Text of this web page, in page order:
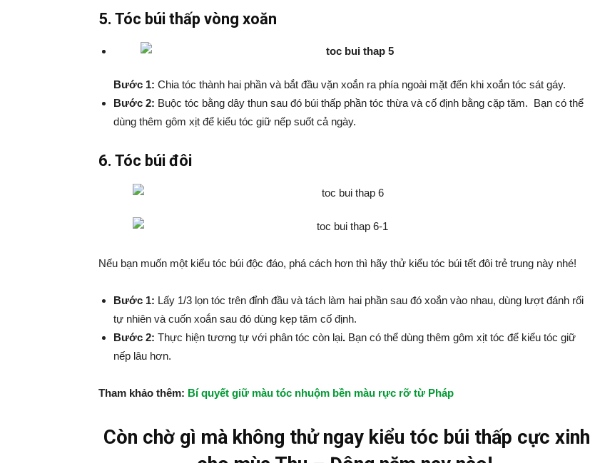
5. Tóc búi thấp vòng xoăn
Bước 1: Chia tóc thành hai phần và bắt đầu vặn xoắn ra phía ngoài mặt đến khi xoắn tóc sát gáy.
Bước 2: Buộc tóc bằng dây thun sau đó búi thấp phần tóc thừa và cố định bằng cặp tăm. Bạn có thể
dùng thêm gôm xịt để kiểu tóc giữ nếp suốt cả ngày.
6. Tóc búi đôi
Nếu bạn muốn một kiểu tóc búi độc đáo, phá cách hơn thì hãy thử kiểu tóc búi tết đôi trẻ trung này nhé!
Bước 1: Lấy 1/3 lọn tóc trên đỉnh đầu và tách làm hai phần sau đó xoắn vào nhau, dùng lượt đánh rối
tự nhiên và cuốn xoắn sau đó dùng kẹp tăm cố định.
Bước 2: Thực hiện tương tự với phân tóc còn lại. Bạn có thể dùng thêm gôm xịt tóc để kiểu tóc giữ
nếp lâu hơn.
Tham khảo thêm: Bí quyết giữ màu tóc nhuộm bền màu rực rỡ từ Pháp
Còn chờ gì mà không thử ngay kiểu tóc búi thấp cực xinh